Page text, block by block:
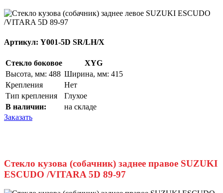
Артикул: Y001-5D SR/LH/X
Стекло боковое
XYG
Высота, мм: 488 Ширина, мм: 415
Крепления
Нет
Тип крепления
Глухое
В наличии:
на складе
Заказать
Стекло кузова (собачник) заднее правое SUZUKI
ESCUDO /VITARA 5D 89-97